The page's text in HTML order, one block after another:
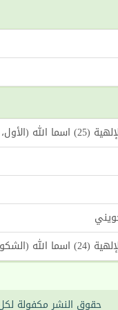
الأسبوع)
الأسبوع)
حقوق النشر مكفولة